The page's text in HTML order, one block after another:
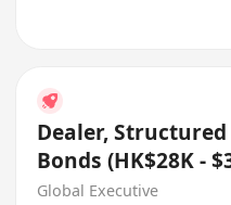
Dealer,
Bonds (HK$28K -
27543)
Global Executive